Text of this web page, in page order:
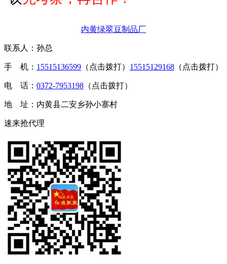
内黄绿翠豆制品厂
联系人：孙总
手 机： 15515136599 （点击拨打） 15515129168 （点击拨打）
电 话： 0372-7953198 （点击拨打）
地 址：内黄县二安乡孙小寨村
速来抢代理